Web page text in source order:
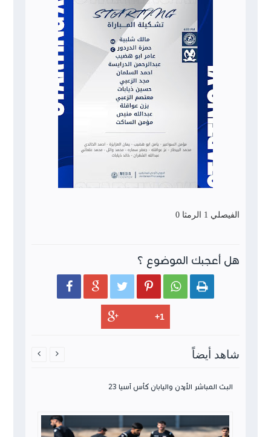
الفيصلي 1 الرمثا 0
هل أعجبك الموضوع ؟
     
شاهد أيضاً
البث المباشر الأردن واليابان كأس آسيا 23
 